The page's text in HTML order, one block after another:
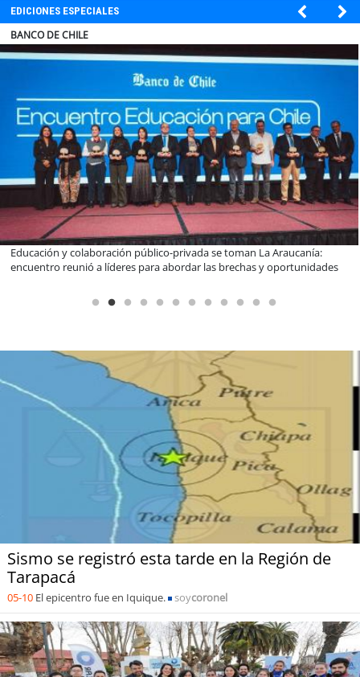
EDICIONES ESPECIALES
ELECTROLUX
Claves para comprar electrodomésticos durante el Black Sale
Sismo se registró esta tarde en la Región de
Tarapacá
05-10 El epicentro fue en Iquique. soycoronel